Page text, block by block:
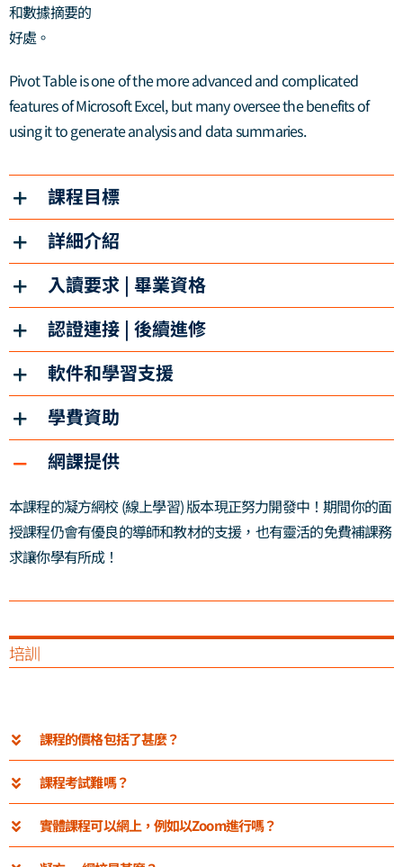
和數據摘要的
好處。
Pivot Table is one of the more advanced and complicated
features of Microsoft Excel, but many oversee the benefits of
using it to generate analysis and data summaries.
課程目標
詳細介紹
入讀要求 | 畢業資格
認證連接 | 後續進修
軟件和學習支援
學費資助
網課提供
本課程的凝方網校 (線上學習) 版本現正努力開發中！期間你的面
授課程仍會有優良的導師和教材的支援，也有靈活的免費補課務
求讓你學有所成！
培訓
課程的價格包括了甚麼？
課程考試難嗎？
實體課程可以網上，例如以Zoom進行嗎？